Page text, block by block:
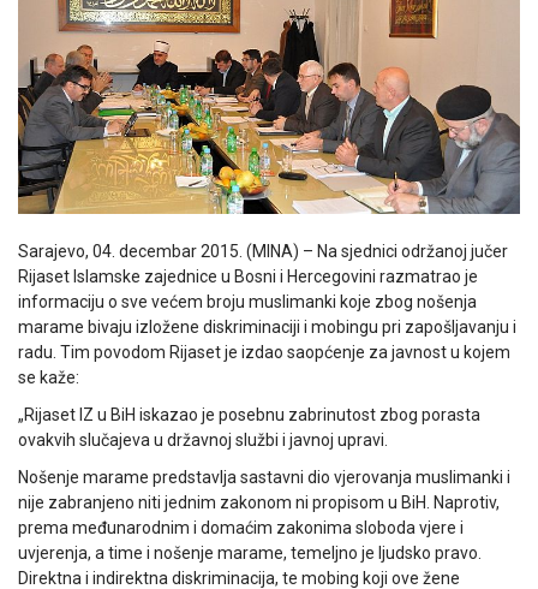
Sarajevo, 04. decembar 2015. (MINA) – Na sjednici održanoj jučer
Rijaset Islamske zajednice u Bosni i Hercegovini razmatrao je
informaciju o sve većem broju muslimanki koje zbog nošenja
marame bivaju izložene diskriminaciji i mobingu pri zapošljavanju i
radu. Tim povodom Rijaset je izdao saopćenje za javnost u kojem
se kaže:
„Rijaset IZ u BiH iskazao je posebnu zabrinutost zbog porasta
ovakvih slučajeva u državnoj službi i javnoj upravi.
Nošenje marame predstavlja sastavni dio vjerovanja muslimanki i
nije zabranjeno niti jednim zakonom ni propisom u BiH. Naprotiv,
prema međunarodnim i domaćim zakonima sloboda vjere i
uvjerenja, a time i nošenje marame, temeljno je ljudsko pravo.
Direktna i indirektna diskriminacija, te mobing koji ove žene